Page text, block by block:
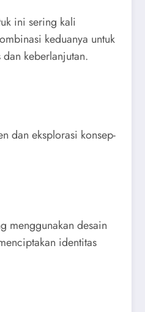
ini sering kali
keduanya untuk
keberlanjutan.
dan eksplorasi konsep-
menggunakan desain
identitas